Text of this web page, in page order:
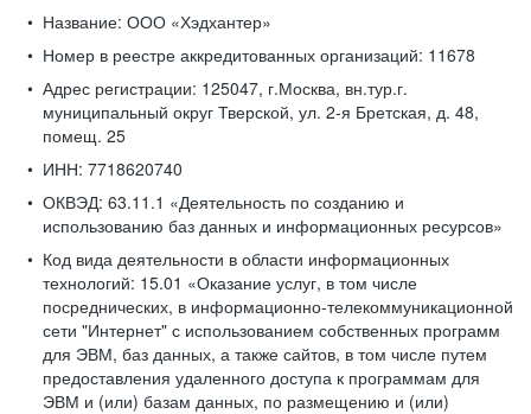
Название: ООО «Хэдхантер»
Номер в реестре аккредитованных организаций: 11678
Адрес регистрации: 125047, г.Москва, вн.тур.г.
муниципальный округ Тверской, ул. 2-я Бретская, д. 48,
помещ. 25
ИНН: 7718620740
ОКВЭД: 63.11.1 «Деятельность по созданию и
использованию баз данных и информационных ресурсов»
Код вида деятельности в области информационных
технологий: 15.01 «Оказание услуг, в том числе
посреднических, в информационно-телекоммуникационной
сети "Интернет" с использованием собственных программ
для ЭВМ, баз данных, а также сайтов, в том числе путем
предоставления удаленного доступа к программам для
ЭВМ и (или) базам данных, по размещению и (или)